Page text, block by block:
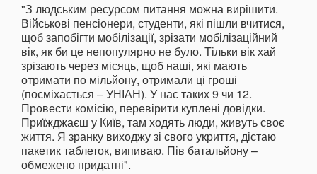
"З людським ресурсом питання можна вирішити.
Військові пенсіонери, студенти, які пішли вчитися,
щоб запобігти мобілізації, зрізати мобілізаційний
вік, як би це непопулярно не було. Тільки вік хай
зрізають через місяць, щоб наші, які мають
отримати по мільйону, отримали ці гроші
(посміхається – УНІАН). У нас таких 9 чи 12.
Провести комісію, перевірити куплені довідки.
Приїжджаєш у Київ, там ходять люди, живуть своє
життя. Я зранку виходжу зі свого укриття, дістаю
пакетик таблеток, випиваю. Пів батальйону –
обмежено придатні".